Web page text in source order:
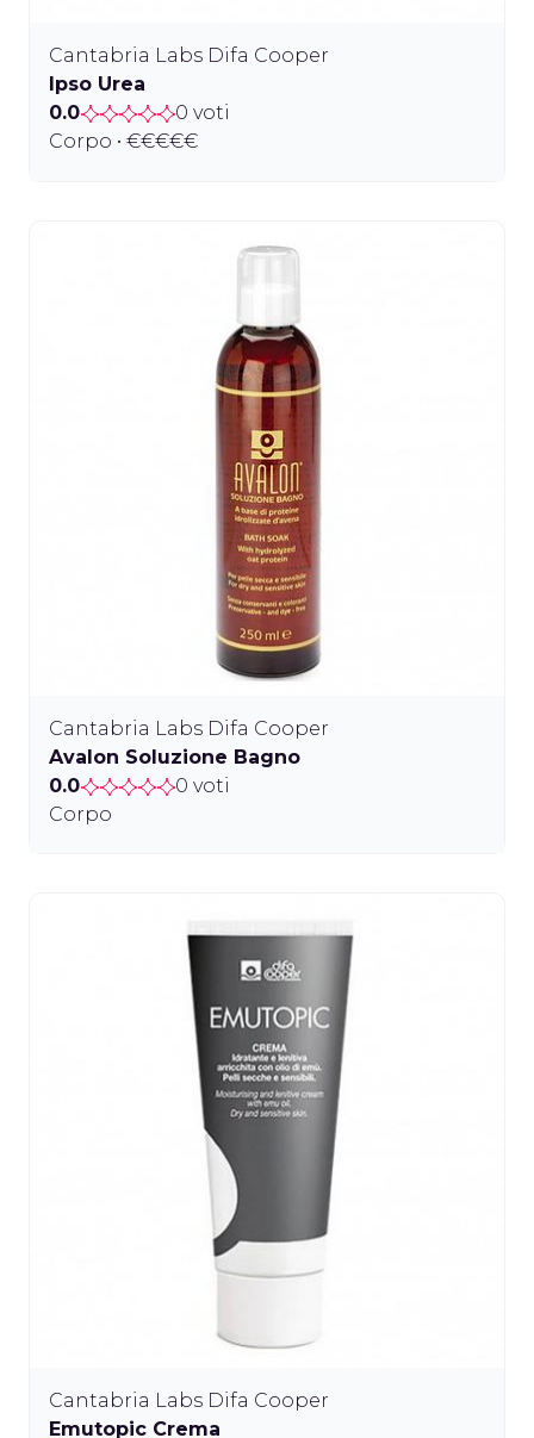
Cantabria Labs Difa Cooper
Ipso Urea
0.0
0 voti
Corpo • €€€€€
Cantabria Labs Difa Cooper
Avalon Soluzione Bagno
0.0
0 voti
Corpo
Cantabria Labs Difa Cooper
Emutopic Crema